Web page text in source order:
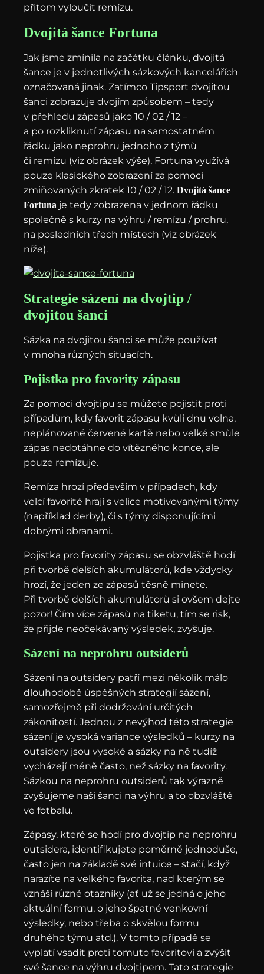
přitom vyloučit remízu.
Dvojitá šance Fortuna
Jak jsme zmínila na začátku článku, dvojitá
šance je v jednotlivých sázkových kancelářích
označovaná jinak. Zatímco Tipsport dvojitou
šanci zobrazuje dvojím způsobem – tedy
v přehledu zápasů jako 10 / 02 / 12 –
a po rozkliknutí zápasu na samostatném
řádku jako neprohru jednoho z týmů
či remízu (viz obrázek výše), Fortuna využívá
pouze klasického zobrazení za pomoci
zmiňovaných zkratek 10 / 02 / 12. Dvojitá šance
Fortuna je tedy zobrazena v jednom řádku
společně s kurzy na výhru / remízu / prohru,
na posledních třech místech (viz obrázek
níže).
Strategie sázení na dvojtip /
dvojitou šanci
Sázka na dvojitou šanci se může používat
v mnoha různých situacích.
Pojistka pro favority zápasu
Za pomoci dvojtipu se můžete pojistit proti
případům, kdy favorit zápasu kvůli dnu volna,
neplánované červené kartě nebo velké smůle
zápas nedotáhne do vítězného konce, ale
pouze remízuje.
Remíza hrozí především v případech, kdy
velcí favorité hrají s velice motivovanými týmy
(například derby), či s týmy disponujícími
dobrými obranami.
Pojistka pro favority zápasu se obzvláště hodí
při tvorbě delších akumulátorů, kde vždycky
hrozí, že jeden ze zápasů těsně minete.
Při tvorbě delších akumulátorů si ovšem dejte
pozor! Čím více zápasů na tiketu, tím se risk,
že přijde neočekávaný výsledek, zvyšuje.
Sázení na neprohru outsiderů
Sázení na outsidery patří mezi několik málo
dlouhodobě úspěšných strategií sázení,
samozřejmě při dodržování určitých
zákonitostí. Jednou z nevýhod této strategie
sázení je vysoká variance výsledků – kurzy na
outsidery jsou vysoké a sázky na ně tudíž
vycházejí méně často, než sázky na favority.
Sázkou na neprohru outsiderů tak výrazně
zvyšujeme naši šanci na výhru a to obzvláště
ve fotbalu.
Zápasy, které se hodí pro dvojtip na neprohru
outsidera, identifikujete poměrně jednoduše,
často jen na základě své intuice – stačí, když
narazíte na velkého favorita, nad kterým se
vznáší různé otazníky (ať už se jedná o jeho
aktuální formu, o jeho špatné venkovní
výsledky, nebo třeba o skvělou formu
druhého týmu atd.). V tomto případě se
vyplatí vsadit proti tomuto favoritovi a zvýšit
své šance na výhru dvojtipem. Tato strategie